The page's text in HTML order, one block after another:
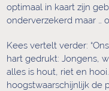
optimaal in kaart zijn
onderverzekerd maar …
Kees vertelt verder:
hart gedrukt: Jongens,
alles is hout, riet en
hoogstwaarschijnlijk de